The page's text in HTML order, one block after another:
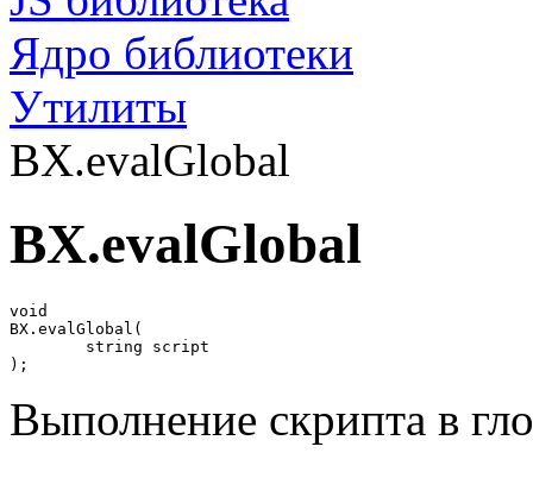
Ядро библиотеки
Утилиты
BX.evalGlobal
BX.evalGlobal
void
BX.evalGlobal(
);
Выполнение скрипта в